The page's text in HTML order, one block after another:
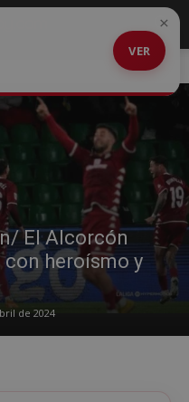
El Alcorcón
heroísmo y
de 2024
VER
×